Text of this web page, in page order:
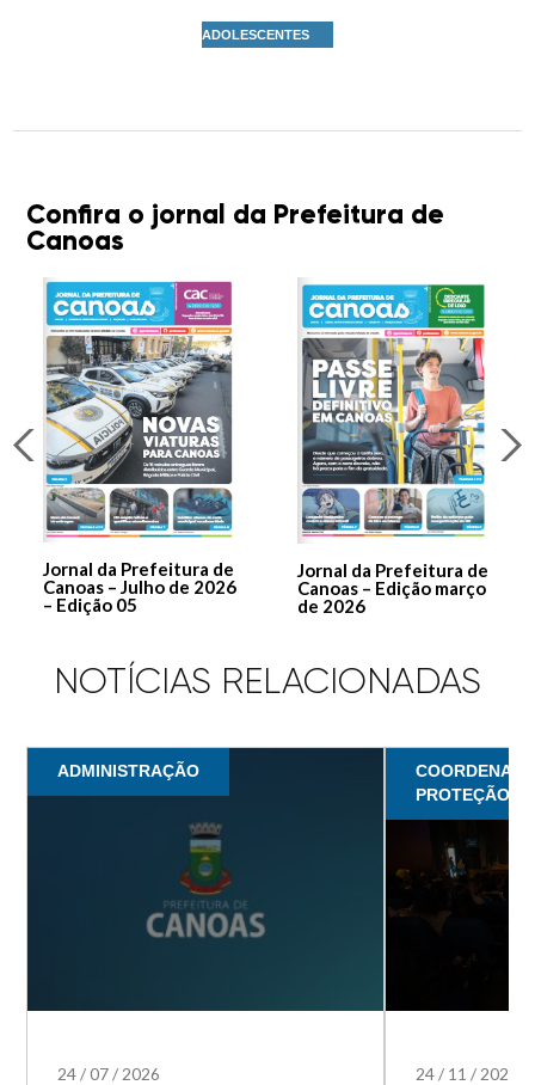
ADOLESCENTES
Confira o jornal da Prefeitura de
Canoas
Jornal da Prefeitura de
Canoas – Julho de 2026
– Edição 05
Jornal da Prefeitura de
Canoas – Edição março
de 2026
NOTÍCIAS RELACIONADAS
ADMINISTRAÇÃO
24/07/ 2026
PROTEÇÃO
24/ 11/ 2023